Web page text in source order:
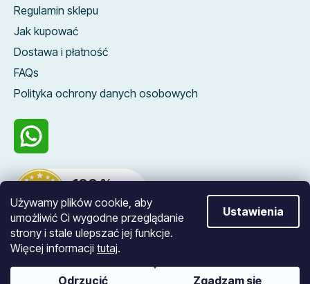
Używamy plików cookie, aby
umożliwić Ci wygodne przeglądanie
strony i stale ulepszać jej funkcje.
Więcej informacji tutaj.
Ustawienia
Odrzucić Zgadzam się
Regulamin sklepu
Jak kupować
Dostawa i płatność
FAQs
Polityka ochrony danych osobowych
100 %
zákazníků nás
doporučuje
Opracował Shoptet